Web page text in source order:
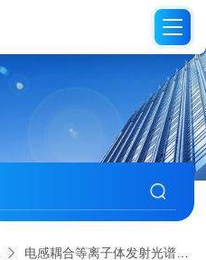
电感耦合等离子体发射光谱仪的防尘工作要怎么做？